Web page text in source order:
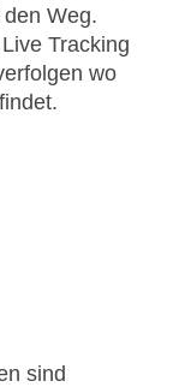
Weg.
Tracking
wo
sind